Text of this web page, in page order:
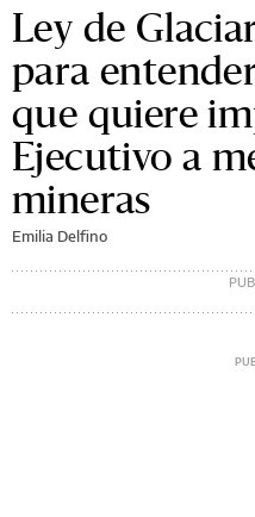
Ley de
para
que quiere
Ejecutivo a
mineras
Emilia Delfino